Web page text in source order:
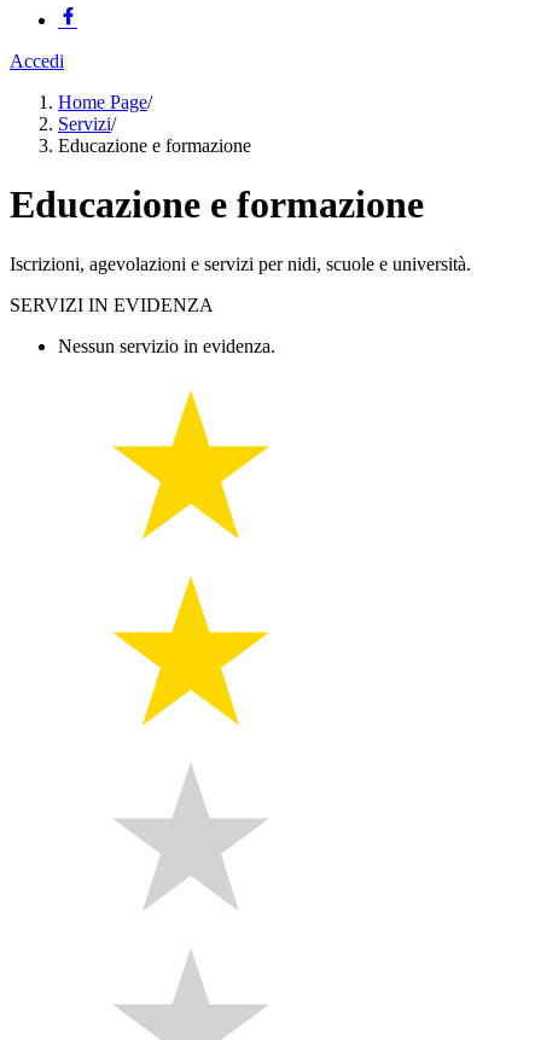
Accedi
Home Page/
Servizi/
Educazione e formazione
Educazione e formazione
Iscrizioni, agevolazioni e servizi per nidi, scuole e università.
SERVIZI IN EVIDENZA
Nessun servizio in evidenza.